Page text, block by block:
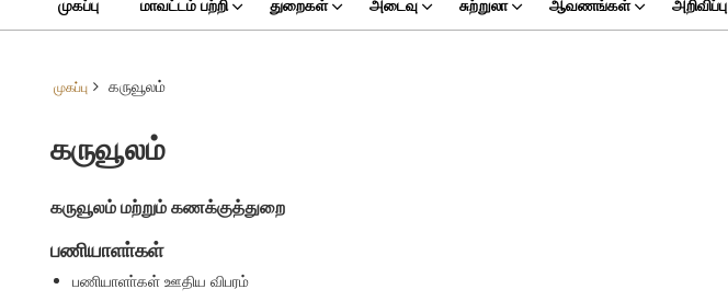
முகப்பு மாவட்டம் பற்றி துறைகள் அடைவு சுற்றுலா ஆவணங்கள் அறிவிப்பு
முகப்பு கருவூலம்
கருவூலம்
கருவூலம் மற்றும் கணக்குத்துறை
பணியாளா்கள்
பணியாளா்கள் ஊதிய விபரம்